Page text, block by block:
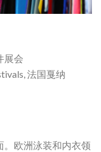
展会
法国戛纳
欧洲泳装和内衣领